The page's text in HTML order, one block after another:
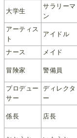
大学生
サラリーマ
ン
アーティス
ト
アイドル
ナース メイド
冒険家 警備員
プロデュー
サー
ディレクタ
ー
係長 店長